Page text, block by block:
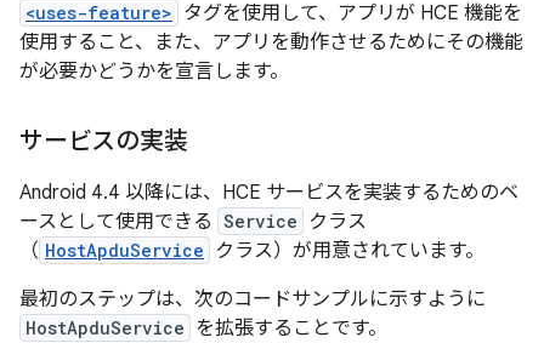
<uses-feature> タグを使用して、アプリが HCE 機能を
使用すること、また、アプリを動作させるためにその機能
が必要かどうかを宣言します。
サービスの実装
Android 4.4 以降には、HCE サービスを実装するためのベ
ースとして使用できる Service
クラス
（ HostApduService
クラス）が用意されています。
最初のステップは、次のコードサンプルに示すように
HostApduService を拡張することです。